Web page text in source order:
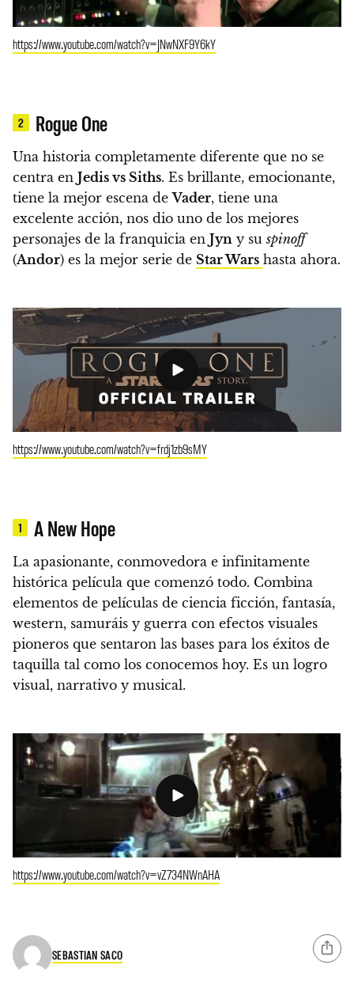
https://www.youtube.com/watch?v=JNwNXF9Y6kY
2 Rogue One
Una historia completamente diferente que no se
centra en Jedis vs Siths. Es brillante, emocionante,
tiene la mejor escena deVader, tiene una
excelente acción, nos dio uno de los mejores
personajes de la franquicia en Jyn y suspinoff
(Andor) es la mejor serie de Star Wars hasta ahora.
https://www.youtube.com/watch?v=frdj1zb9sMY
1 A New Hope
La apasionante, conmovedora e infinitamente
histórica película que comenzó todo. Combina
elementos de películas de ciencia ficción, fantasía,
western, samuráis y guerra con efectos visuales
pioneros que sentaron las bases para los éxitos de
taquilla tal como los conocemos hoy. Es un logro
visual, narrativo y musical.
https://www.youtube.com/watch?v=vZ734NWnAHA
SEBASTIAN SACO